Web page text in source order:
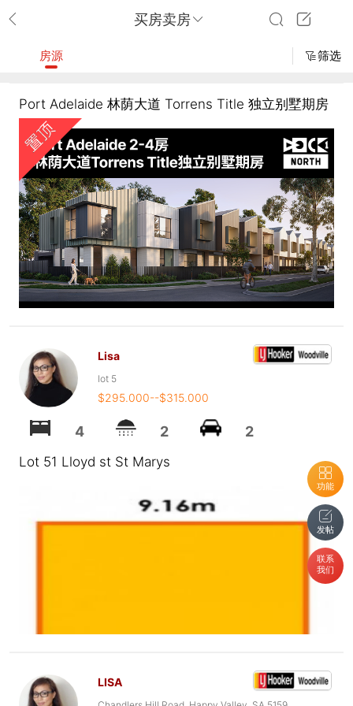
买房卖房
功能
发帖
联系
我们
房源 筛选
Port Adelaide 林荫大道 Torrens Title 独立别墅期房
Lisa
lot 5
$295.000--$315.000
4 2 2
Lot 51 Lloyd st St Marys
LISA